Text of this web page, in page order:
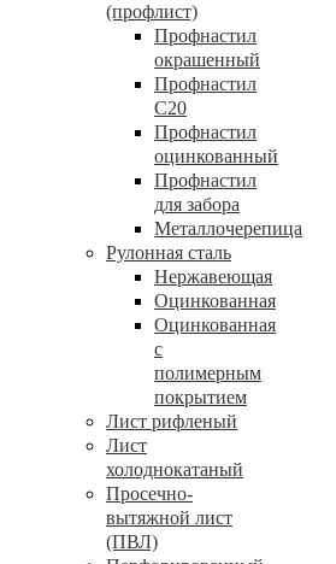
(профлист)
Профнастил
окрашенный
Профнастил
С20
Профнастил
оцинкованный
Профнастил
для забора
Металлочерепица
Рулонная сталь
Нержавеющая
Оцинкованная
Оцинкованная
с
полимерным
покрытием
Лист рифленый
Лист
холоднокатаный
Просечно-
вытяжной лист
(ПВЛ)